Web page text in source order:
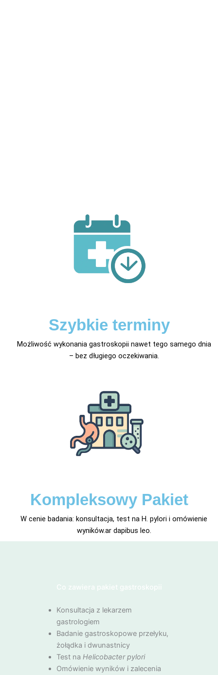
Szybkie terminy
Możliwość wykonania gastroskopii nawet tego samego dnia
– bez długiego oczekiwania.
Kompleksowy Pakiet
W cenie badania: konsultacja, test na H. pylori i omówienie
wyników.ar dapibus leo.
Co zawiera pakiet gastroskopii
Konsultacja z lekarzem
gastrologiem
Badanie gastroskopowe przełyku,
żołądka i dwunastnicy
Test na Helicobacter pylori
Omówienie wyników i zalecenia